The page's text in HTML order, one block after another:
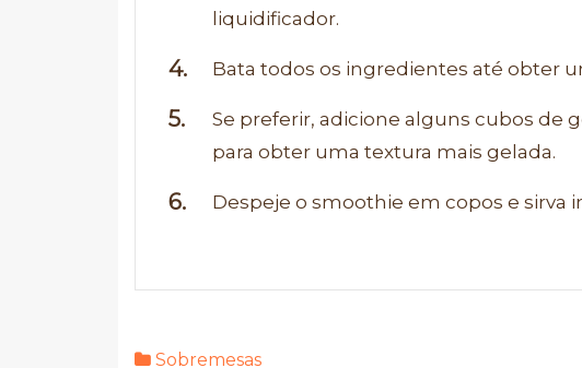
liquidificador.
Bata todos os ingredientes até obter
Se preferir, adicione alguns cubos de
para obter uma textura mais gelada.
Despeje o smoothie em copos e sirva
Sobremesas